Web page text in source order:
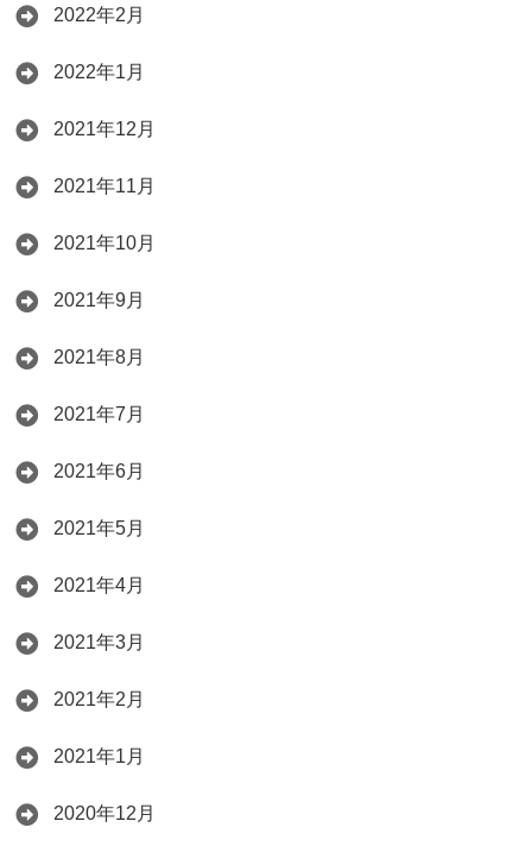
2022年2月
2022年1月
2021年12月
2021年11月
2021年10月
2021年9月
2021年8月
2021年7月
2021年6月
2021年5月
2021年4月
2021年3月
2021年2月
2021年1月
2020年12月